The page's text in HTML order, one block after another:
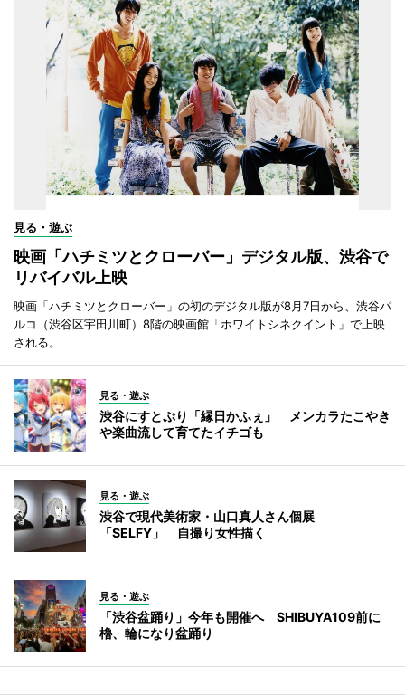
見る・遊ぶ
映画「ハチミツとクローバー」デジタル版、渋谷で
リバイバル上映
映画「ハチミツとクローバー」の初のデジタル版が8月7日から、渋谷パ
ルコ（渋谷区宇田川町）8階の映画館「ホワイトシネクイント」で上映
される。
見る・遊ぶ
渋谷にすとぷり「縁日かふぇ」 メンカラたこやき
や楽曲流して育てたイチゴも
見る・遊ぶ
渋谷で現代美術家・山口真人さん個展
「SELFY」 自撮り女性描く
見る・遊ぶ
「渋谷盆踊り」今年も開催へ SHIBUYA109前に
櫓、輪になり盆踊り